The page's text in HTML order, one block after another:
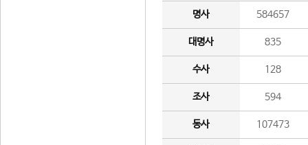
명사 584657
대명사 835
수사 128
조사 594
동사 107473